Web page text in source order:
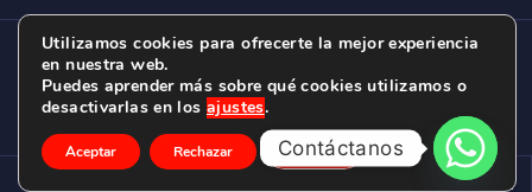
ESCUELA DE SURF LAS DUNAS ©
2026.
C/ BERNARDO ÁLVAREZ GALAN 1, SALINAS
(ASTURIAS)
Utilizamos cookies para ofrecerte la mejor experiencia
en nuestra web.
Puedes aprender más sobre qué cookies utilizamos o
desactivarlas en los ajustes.
Aceptar Rechazar Ajustes
Contáctanos